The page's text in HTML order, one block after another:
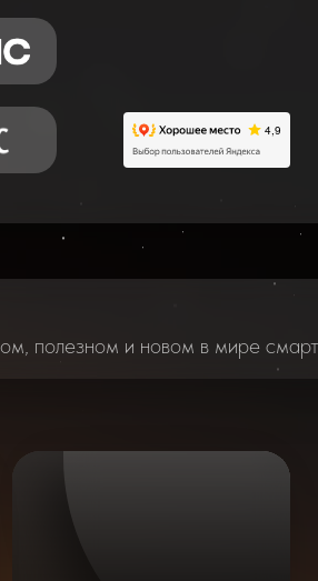
полезном и новом в мире